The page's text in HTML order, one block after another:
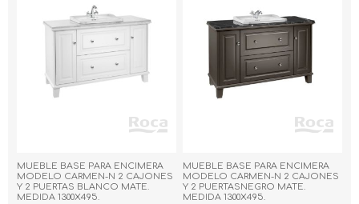
MUEBLE BASE PARA ENCIMERA
MODELO CARMEN-N 2 CAJONES
Y 2 PUERTAS BLANCO MATE.
MEDIDA 1300X495.
MUEBLE BASE PARA ENCIMERA
MODELO CARMEN-N 2 CAJONES
Y 2 PUERTASNEGRO MATE.
MEDIDA 1300X495.